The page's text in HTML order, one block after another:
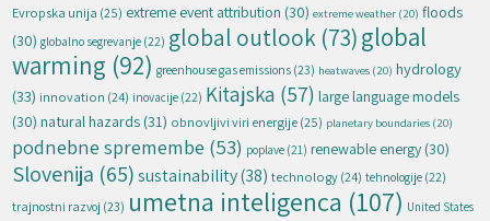
Evropska unija (25) extreme event attribution (30) extreme weather (20) floods
(30) globalno segrevanje (22) global outlook (73)global
warming (92) greenhouse gas emissions (23) heatwaves (20) hydrology
(33) innovation (24) inovacije (22) Kitajska (57) large language models
(30) natural hazards (31) obnovljivi viri energije(25) planetary boundaries (20)
podnebne spremembe (53) poplave (21) renewable energy (30)
Slovenija (65) sustainability(38) technology(24) tehnologije (22)
trajnostni razvoj (23) umetna inteligenca (107) United States